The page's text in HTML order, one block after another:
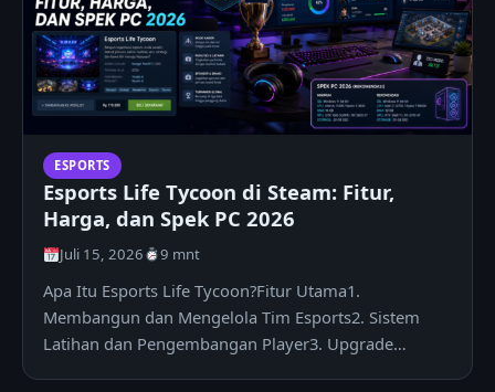
ESPORTS
Esports Life Tycoon di Steam: Fitur,
Harga, dan Spek PC 2026
Juli 15, 2026 9 mnt
Apa Itu Esports Life Tycoon?Fitur Utama1.
Membangun dan Mengelola Tim Esports2. Sistem
Latihan dan Pengembangan Player3. Upgrade